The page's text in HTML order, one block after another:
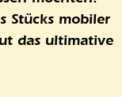
Stücks mobiler
das ultimative